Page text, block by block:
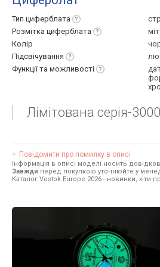
Тип циферблата
Розмітка циферблата
Колір
Підсвічування
Функції та можливості
Лімітована серія-
Повідомити про помилку в описі
Інформація в описі моделі носить
Завжди перед покупкою уточнюйте у
Каталог Vostok Europe 2026 - новинки, хіти